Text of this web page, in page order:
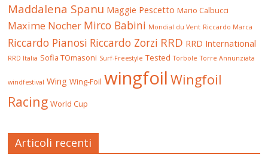
Maddalena Spanu Maggie Pescetto Mario Calbucci
Maxime Nocher Mirco Babini Mondial du Vent Riccardo Marca
Riccardo Pianosi Riccardo Zorzi RRD RRD International
RRD Italia Sofia TOmasoni Surf-Freestyle Tested Torbole Torre Annunziata
windfestival Wing Wing-Foil wingfoil Wingfoil
Racing World Cup
Articoli recenti